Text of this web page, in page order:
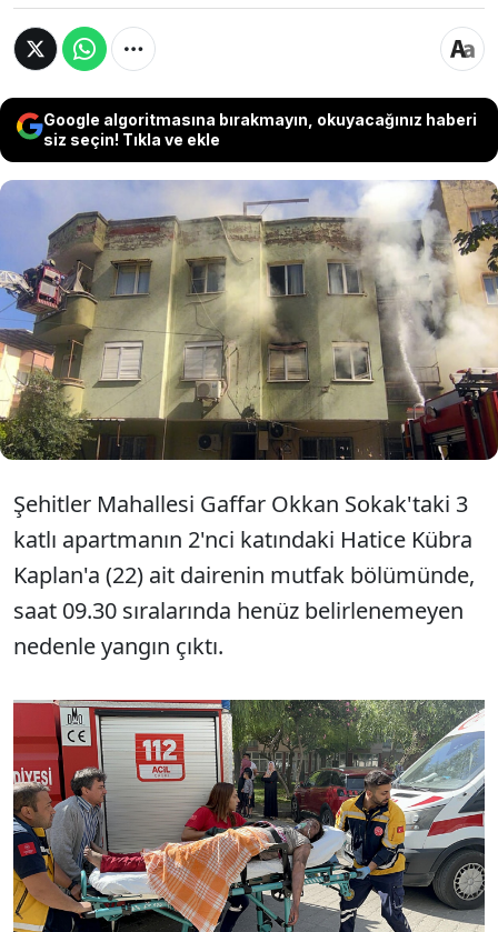
Google algoritmasına bırakmayın, okuyacağınız haberi
siz seçin! Tıkla ve ekle
Manisa'nın Turgutlu ilçesinde 3 katlı apartmanın
2'nci katındaki dairede çıkan yangın üst kattaki
daireye de sıçradı. Yangında dumandan etkilenen
2'si çocuk 5 kişi merdivenli araçla kurtarılıp
hastaneye kaldırılırken, söndürme çalışmalarında
yaralanan 1 itfaiye erine olay yerinde sağlık
ekipleri tarafından müdahale edildi.
Şehitler Mahallesi Gaffar Okkan Sokak'taki 3
katlı apartmanın 2'nci katındaki Hatice Kübra
Kaplan'a (22) ait dairenin mutfak bölümünde,
saat 09.30 sıralarında henüz belirlenemeyen
nedenle yangın çıktı.